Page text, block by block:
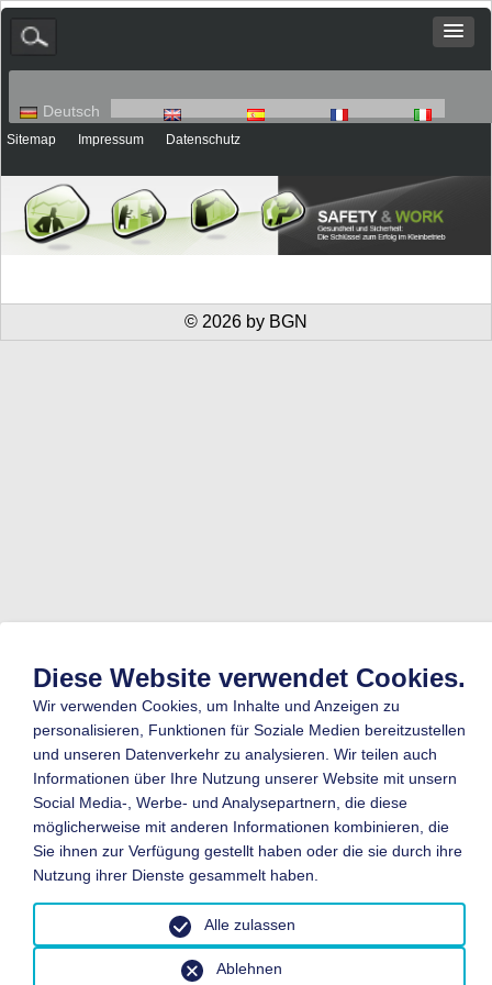
Deutsch
English
Español
Sitemap Impressum Datenschutz
© 2026 by BGN
Diese Website verwendet Cookies.
Wir verwenden Cookies, um Inhalte und Anzeigen zu
personalisieren, Funktionen für Soziale Medien bereitzustellen
und unseren Datenverkehr zu analysieren. Wir teilen auch
Informationen über Ihre Nutzung unserer Website mit unsern
Social Media-, Werbe- und Analysepartnern, die diese
möglicherweise mit anderen Informationen kombinieren, die
Sie ihnen zur Verfügung gestellt haben oder die sie durch ihre
Nutzung ihrer Dienste gesammelt haben.
Ablehnen
Alle zulassen